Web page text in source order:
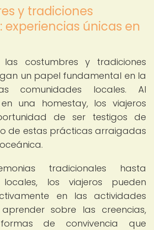
y tradiciones
experiencias únicas en
las costumbres y tradiciones
un papel fundamental en la
comunidades locales. Al
una homestay, los viajeros
de ser testigos de
de estas prácticas arraigadas
tradicionales hasta
locales, los viajeros pueden
en las actividades
sobre las creencias,
de convivencia que